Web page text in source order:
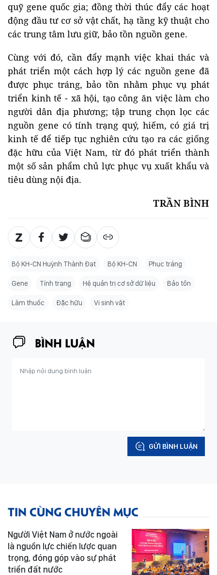
quỹ gene quốc gia; đồng thời thúc đẩy các hoạt
động đầu tư cơ sở vật chất, hạ tầng kỹ thuật cho
các trung tâm lưu giữ, bảo tồn nguồn gene.
Cùng với đó, cần đẩy mạnh việc khai thác và
phát triển một cách hợp lý các nguồn gene đã
được phục tráng, bảo tồn nhằm phục vụ phát
triển kinh tế - xã hội, tạo công ăn việc làm cho
người dân địa phương; tập trung chọn lọc các
nguồn gene có tính trạng quý, hiếm, có giá trị
kinh tế để tiếp tục nghiên cứu tạo ra các giống
đặc hữu của Việt Nam, từ đó phát triển thành
một số sản phẩm chủ lực phục vụ xuất khẩu và
tiêu dùng nội địa.
TRẦN BÌNH
Bộ KH-CN Huỳnh Thành Đạt Bộ KH-CN Phục tráng
Gene Tính trạng Hệ quản trị cơ sở dữ liệu Bảo tồn
Làm thuốc Đặc hữu Vi sinh vật
BÌNH LUẬN
GỬI BÌNH LUẬN
TIN CÙNG CHUYÊN MỤC
Người Việt Nam ở nước ngoài
là nguồn lực chiến lược quan
trọng, đóng góp vào sự phát
triển đất nước